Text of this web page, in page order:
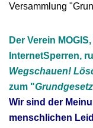
Versammlung
Der Verein
InternetSperren,
Wegschauen!
zum "
Wir sind der
menschlichen